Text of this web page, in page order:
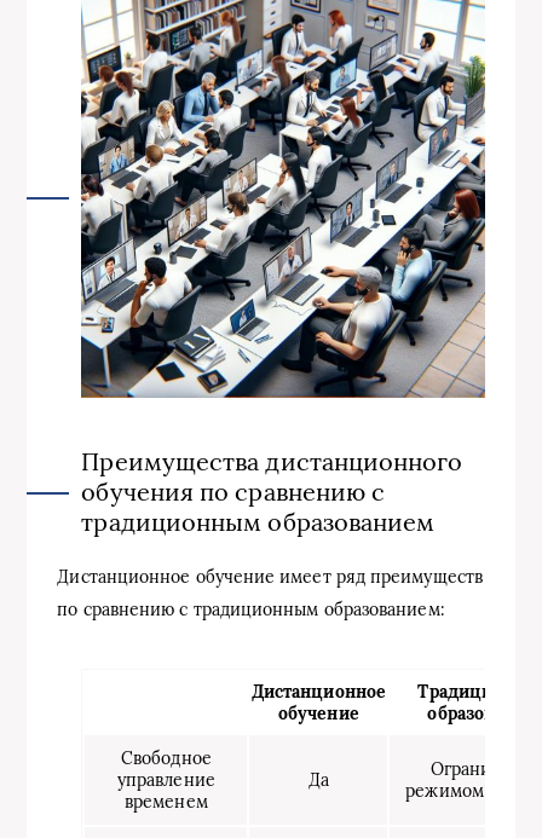
Преимущества дистанционного
обучения по сравнению с
традиционным образованием
Дистанционное обучение имеет ряд преимуществ
по сравнению с традиционным образованием:
Дистанционное
обучение
образование
Свободное
управление
временем
Да
Ограничено
режимом